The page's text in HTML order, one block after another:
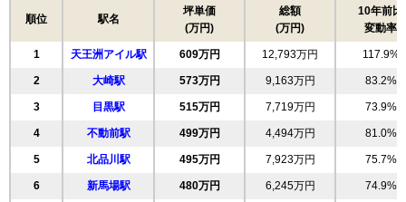
相場 17,460万円～17,860万円
(223.8万円/㎡~229.0万円/㎡)
無料一括査定をする
パークハウス池田山公園白金台の杜ヒルサイド
419万円 6,282万円 80.2%
418万円 2,505万円 49.7%
19 豊町 403万円 2,818万円 64.0%
20 南品川 402万円 4,828万円 69.3%
21 旗の台 383万円 2,299万円 100.2%
22 勝島 380万円 7,218万円 79.3%
23 西大井 371万円 4,818万円 63.3%
24 南大井 355万円 3,193万円 76.9%
順位 駅名
坪単価
(万円)
総額
(万円)
10年前比
変動率
1 天王洲アイル駅 609万円 12,793万円 117.9%
2 大崎駅 573万円 9,163万円 83.2%
3 目黒駅 515万円 7,719万円 73.9%
4 不動前駅 499万円 4,494万円 81.0%
5 北品川駅 495万円 7,923万円 75.7%
6 新馬場駅 480万円 6,245万円 74.9%